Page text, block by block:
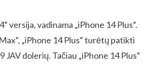
versija, vadinama „iPhone 14 Plus“.
„iPhone 14 Plus“ turėtų patikti
dolerių. Tačiau „iPhone 14 Plus“